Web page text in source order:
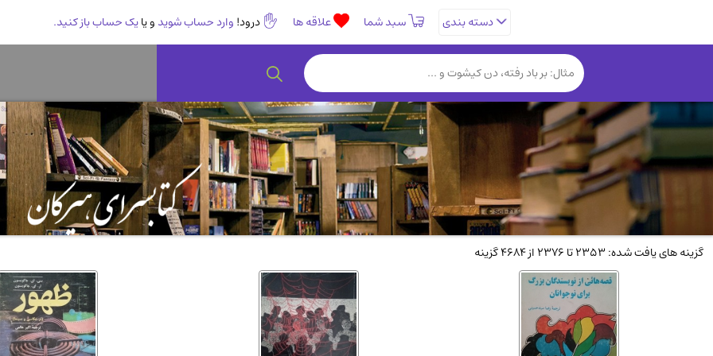
دسته بندی سبد شما علاقه ها درود! وارد حساب شوید و یایک حساب باز کنید.
رمان و داستان ایرانی
انگلیسی و زبان خارجی
کتب نادر و کمیاب(19) روانشناسی(112) طب
فلسفه و جامعه شناسی(151) ادبیات و شعر(511)
دانشگاهی و آموزشی(534) اقتصادی، بازاریابی و مالی(56)
پزشکی (140)
ورزشی و تربیت بدنی
آشپزی و خوراکی(25)
سیاسی
(116)
کتاب های مصور رنگی و گلاسه(23) عرفانی و سلوک(45)
دایره المعارف و فرهنگ(13) علوم غریبه و شهودی(16)
کتاب های قدیمی دینی و مذهبی
(9) کتاب چاپ سنگی و کتاب خطی قدیمی
گزینه های یافت شده: 2353 تا 2376 از 4684 گزینه